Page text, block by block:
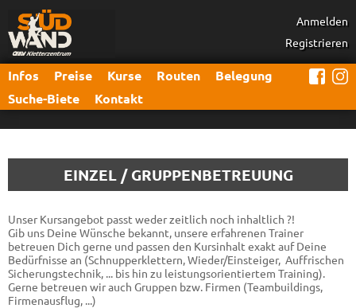
Anmelden
Registrieren
Infos Preise Kurse Routen
Belegung
Suche-Biete
Kontakt
EINZEL / GRUPPENBETREUUNG
Unser Kursangebot passt weder zeitlich noch inhaltlich ?!
Gib uns Deine Wünsche bekannt, unsere erfahrenen Trainer
betreuen Dich gerne und passen den Kursinhalt exakt auf Deine
Bedürfnisse an (Schnupperklettern, Wieder/Einsteiger, Auffrischen
Sicherungstechnik, ... bis hin zu leistungsorientiertem Training).
Gerne betreuen wir auch Gruppen bzw. Firmen (Teambuildings,
Firmenausflug, ...)